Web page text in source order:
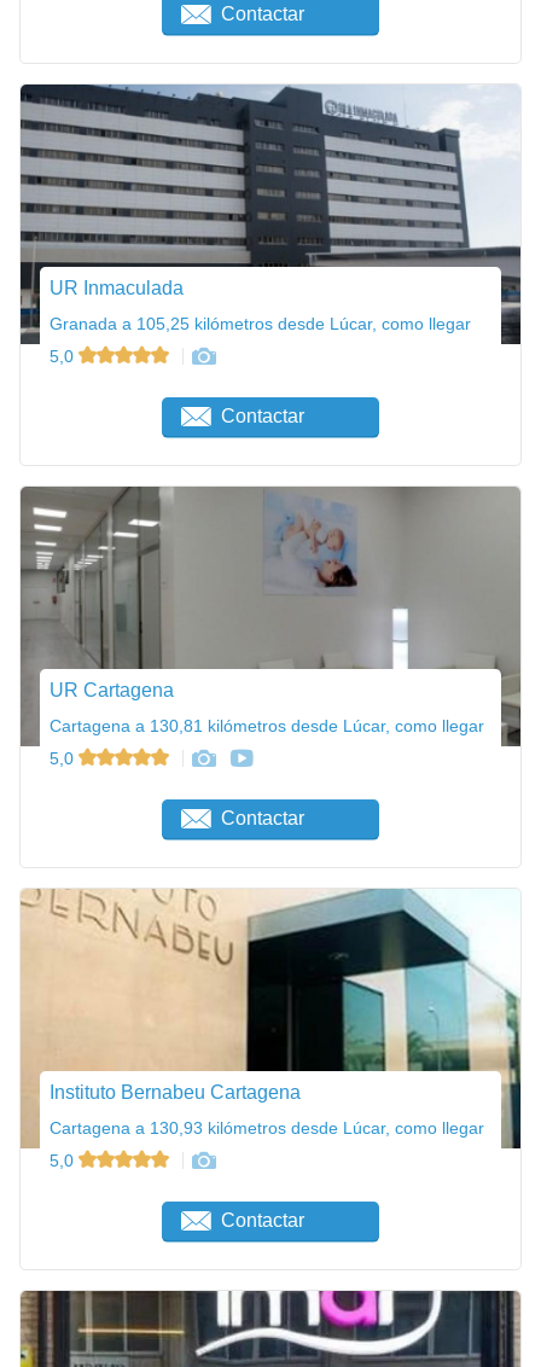
Contactar
UR Inmaculada
Granada a 105,25 kilómetros desde Lúcar, como llegar
5,0
Contactar
UR Cartagena
Cartagena a 130,81 kilómetros desde Lúcar, como llegar
5,0
Contactar
Instituto Bernabeu Cartagena
Cartagena a 130,93 kilómetros desde Lúcar, como llegar
5,0
Contactar